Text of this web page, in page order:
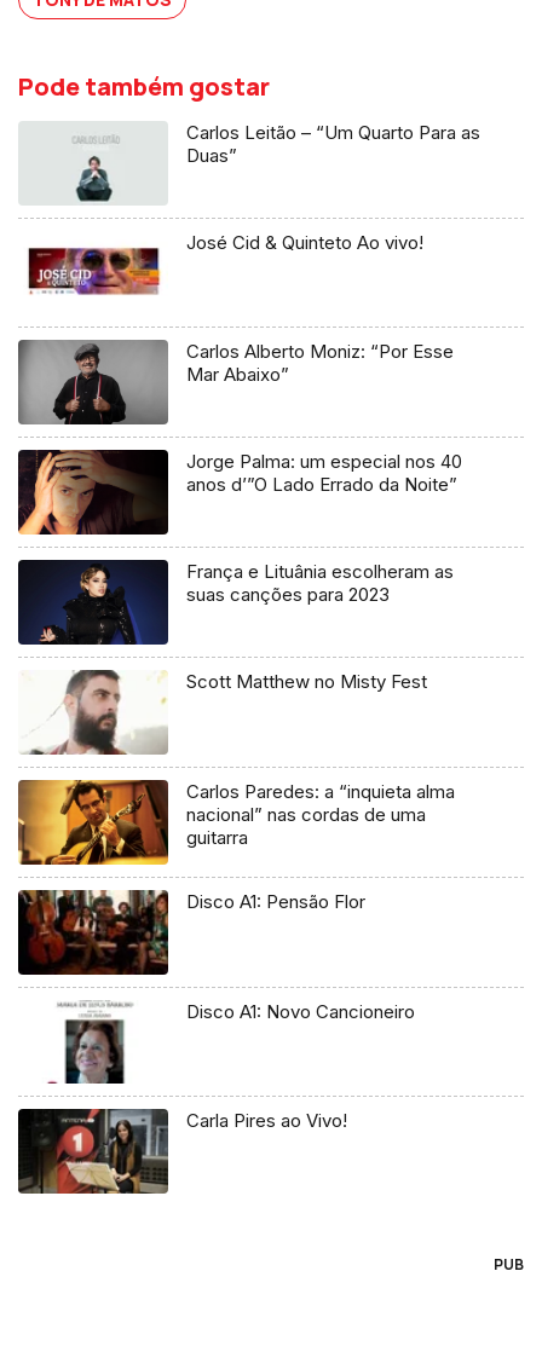
Pode também gostar
Carlos Leitão – “Um Quarto Para as
Duas”
José Cid & Quinteto Ao vivo!
Carlos Alberto Moniz: “Por Esse
Mar Abaixo”
Jorge Palma: um especial nos 40
anos d’”O Lado Errado da Noite”
França e Lituânia escolheram as
suas canções para 2023
Scott Matthew no Misty Fest
Carlos Paredes: a “inquieta alma
nacional” nas cordas de uma
guitarra
Disco A1: Pensão Flor
Disco A1: Novo Cancioneiro
Carla Pires ao Vivo!
PUB